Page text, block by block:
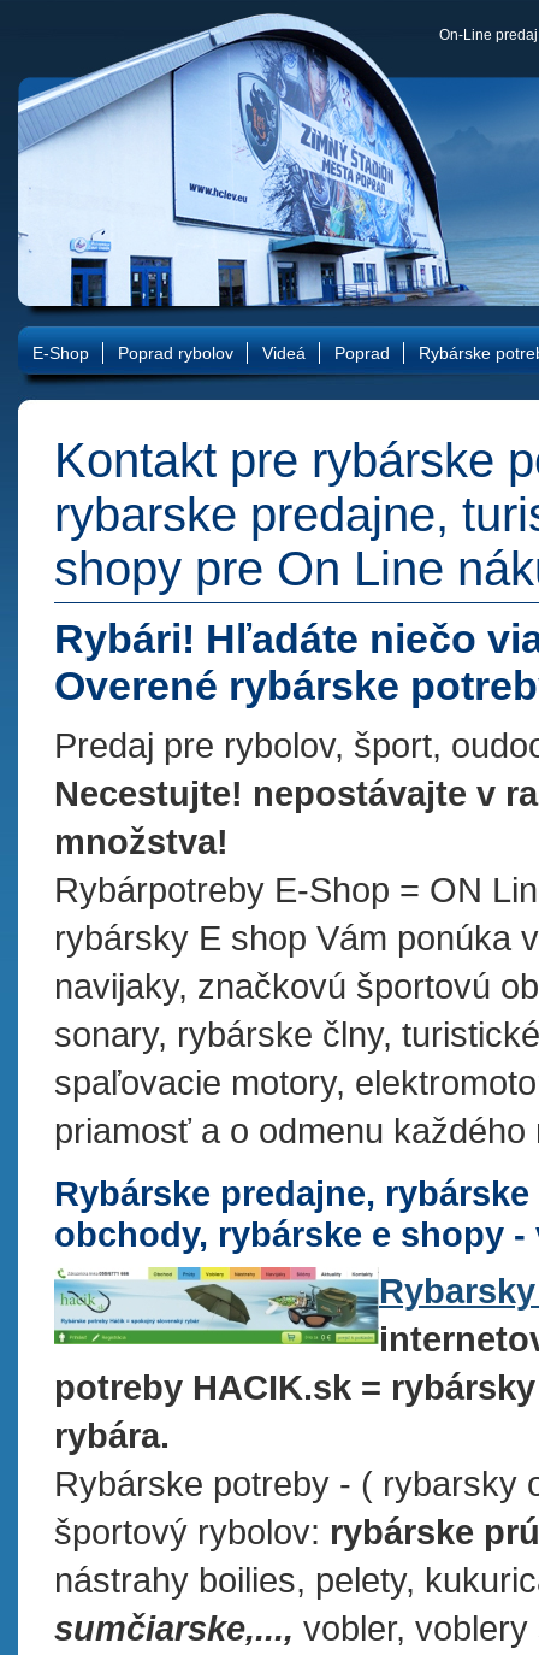
Kontakt pre rybárske
rybarske predajne,
shopy pre On Line
Rybári! Hľadáte niečo
Overené rybárske
Predaj pre rybolov, šport,
Necestujte! nepostávajte v
množstva!
Rybárpotreby E-Shop = ON
rybársky E shop Vám ponúka
navijaky, značkovú športovú
sonary, rybárske člny,
spaľovacie motory,
priamosť a o odmenu každého
Rybárske predajne,
obchody, rybárske e shopy
potreby HACIK.sk =
rybára.
Rybárske potreby - ( rybarsky
športový rybolov: rybárske
nástrahy boilies, pelety,
sumčiarske,..., vobler,
E-Shop Poprad rybolov Videá Poprad Rybárske
On-Line